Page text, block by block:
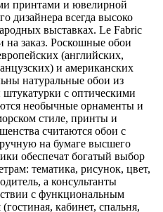
принтами и ювелирной
дизайнера всегда высоко
выставках. Le Fabric
на заказ. Роскошные обои
(английских,
и американских
натуральные обои из
с оптическими
необычные орнаменты и
стиле, принты и
считаются обои с
на бумаге высшего
обеспечат богатый выбор
тематика, рисунок, цвет,
а консультанты
с функциональным
кабинет, спальня,